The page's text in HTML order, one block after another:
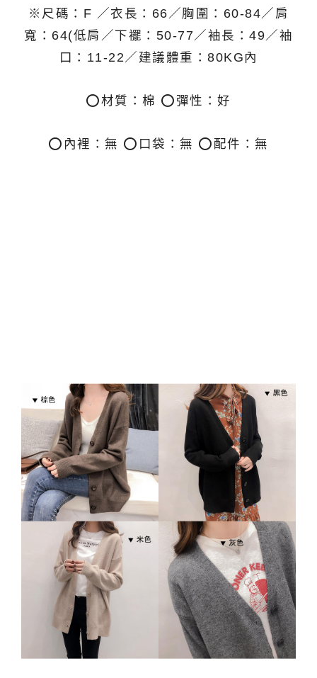
※尺碼：F ／衣長：66／胸圍：60-84／肩
寬：64(低肩／下襬：50-77／袖長：49／袖
口：11-22／建議體重：80KG內
⭕材質：棉 ⭕彈性：好
⭕內裡：無 ⭕口袋：無 ⭕配件：無